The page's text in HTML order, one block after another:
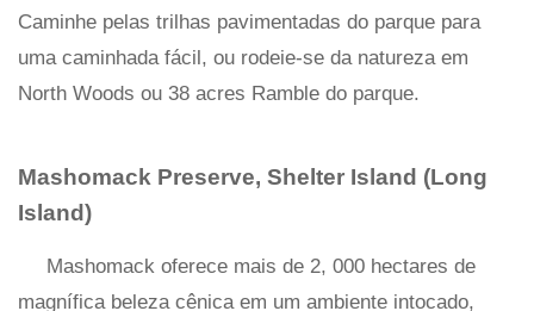
Caminhe pelas trilhas pavimentadas do parque para
uma caminhada fácil, ou rodeie-se da natureza em
North Woods ou 38 acres Ramble do parque.
Mashomack Preserve, Shelter Island (Long
Island)
Mashomack oferece mais de 2, 000 hectares de
magnífica beleza cênica em um ambiente intocado,